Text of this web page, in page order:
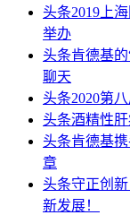
头条2019上
举办
头条肯德基
聊天
头条2020第
头条酒精性
头条肯德基
章
头条守正创
新发展！